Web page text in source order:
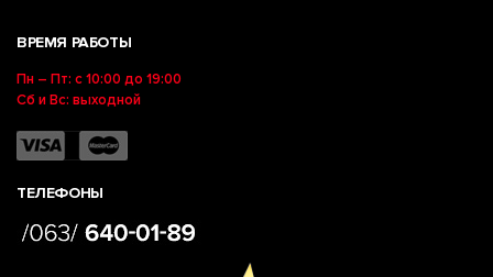
ВРЕМЯ РАБОТЫ
Пн – Пт: с 10:00 до 19:00
Сб и Вс: выходной
ТЕЛЕФОНЫ